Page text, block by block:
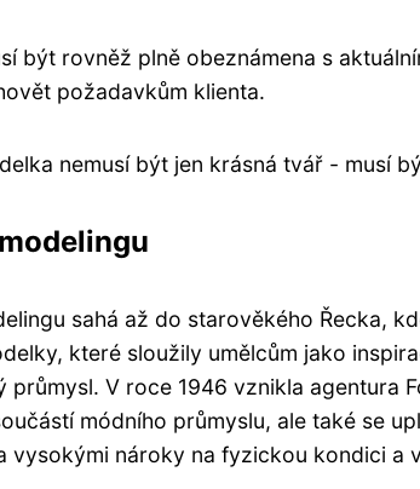
být rovněž plně obeznámena s
požadavkům klienta.
nemusí být jen krásná tvář - musí
sahá až do starověkého Řecka,
které sloužily umělcům jako
průmysl. V roce 1946 vznikla agentura
módního průmyslu, ale také se
vysokými nároky na fyzickou kondici a